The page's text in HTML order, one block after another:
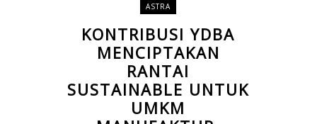
ASTRA
KONTRIBUSI YDBA
MENCIPTAKAN
RANTAI
SUSTAINABLE UNTUK
UMKM